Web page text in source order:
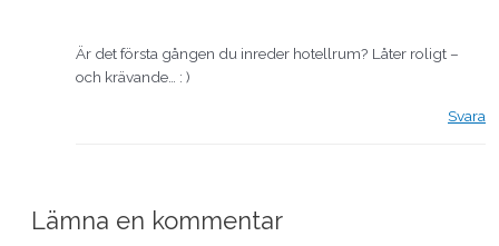
Är det första gången du inreder hotellrum? Låter roligt –
och krävande… : )
Svara
Lämna en kommentar